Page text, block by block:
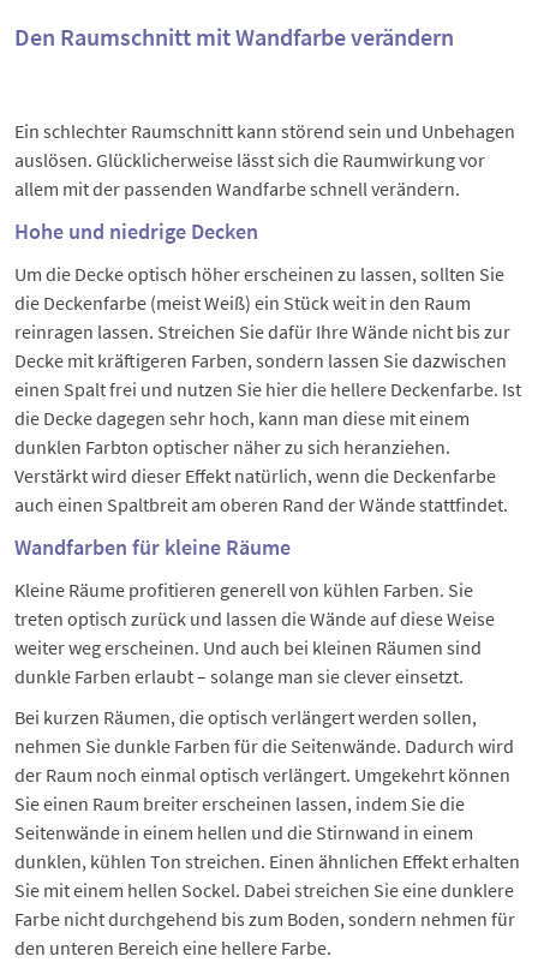
Den Raumschnitt mit Wandfarbe verändern
Ein schlechter Raumschnitt kann störend sein und Unbehagen
auslösen. Glücklicherweise lässt sich die Raumwirkung vor
allem mit der passenden Wandfarbe schnell verändern.
Hohe und niedrige Decken
Um die Decke optisch höher erscheinen zu lassen, sollten Sie
die Deckenfarbe (meist Weiß) ein Stück weit in den Raum
reinragen lassen. Streichen Sie dafür Ihre Wände nicht bis zur
Decke mit kräftigeren Farben, sondern lassen Sie dazwischen
einen Spalt frei und nutzen Sie hier die hellere Deckenfarbe. Ist
die Decke dagegen sehr hoch, kann man diese mit einem
dunklen Farbton optischer näher zu sich heranziehen.
Verstärkt wird dieser Effekt natürlich, wenn die Deckenfarbe
auch einen Spaltbreit am oberen Rand der Wände stattfindet.
Wandfarben für kleine Räume
Kleine Räume profitieren generell von kühlen Farben. Sie
treten optisch zurück und lassen die Wände auf diese Weise
weiter weg erscheinen. Und auch bei kleinen Räumen sind
dunkle Farben erlaubt – solange man sie clever einsetzt.
Bei kurzen Räumen, die optisch verlängert werden sollen,
nehmen Sie dunkle Farben für die Seitenwände. Dadurch wird
der Raum noch einmal optisch verlängert. Umgekehrt können
Sie einen Raum breiter erscheinen lassen, indem Sie die
Seitenwände in einem hellen und die Stirnwand in einem
dunklen, kühlen Ton streichen. Einen ähnlichen Effekt erhalten
Sie mit einem hellen Sockel. Dabei streichen Sie eine dunklere
Farbe nicht durchgehend bis zum Boden, sondern nehmen für
den unteren Bereich eine hellere Farbe.